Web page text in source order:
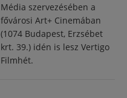
Média szervezésében a
fővárosi Art+ Cinemában
(1074 Budapest, Erzsébet
krt. 39.) idén is lesz Vertigo
Filmhét.